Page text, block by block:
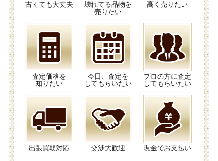
古くても大丈夫
壊れてる品物を
売りたい
高く売りたい
査定価格を
知りたい
今日、査定を
してもらいたい
プロの方に査定
してもらいたい
出張買取対応 交渉大歓迎 現金でお支払い